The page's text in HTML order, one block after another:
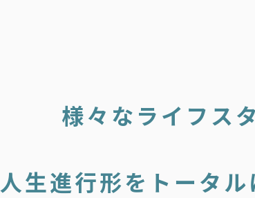
様々なライフス
人生進行形をトータ